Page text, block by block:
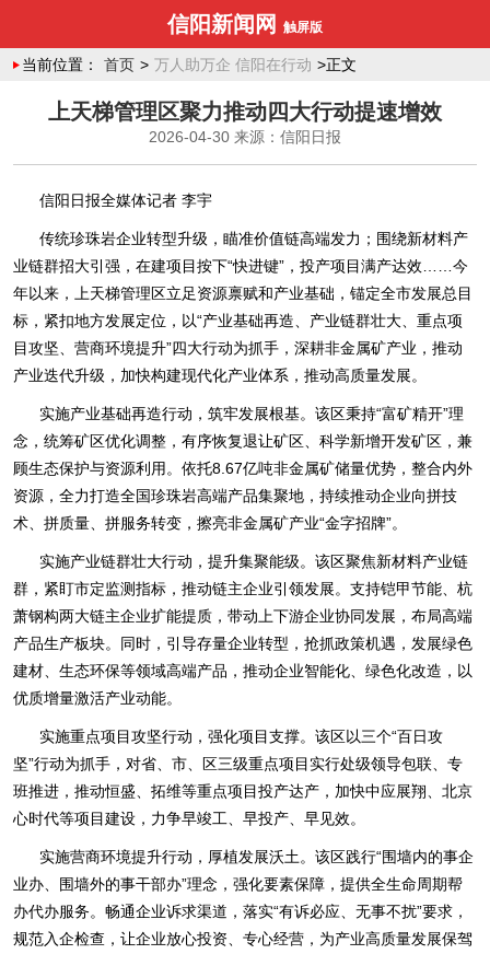
信阳新闻网 触屏版
当前位置： 首页 > 万人助万企 信阳在行动 >正文
上天梯管理区聚力推动四大行动提速增效
2026-04-30 来源：信阳日报
信阳日报全媒体记者 李宇
传统珍珠岩企业转型升级，瞄准价值链高端发力；围绕新材料产
业链群招大引强，在建项目按下“快进键”，投产项目满产达效……今
年以来，上天梯管理区立足资源禀赋和产业基础，锚定全市发展总目
标，紧扣地方发展定位，以“产业基础再造、产业链群壮大、重点项
目攻坚、营商环境提升”四大行动为抓手，深耕非金属矿产业，推动
产业迭代升级，加快构建现代化产业体系，推动高质量发展。
实施产业基础再造行动，筑牢发展根基。该区秉持“富矿精开”理
念，统筹矿区优化调整，有序恢复退让矿区、科学新增开发矿区，兼
顾生态保护与资源利用。依托8.67亿吨非金属矿储量优势，整合内外
资源，全力打造全国珍珠岩高端产品集聚地，持续推动企业向拼技
术、拼质量、拼服务转变，擦亮非金属矿产业“金字招牌”。
实施产业链群壮大行动，提升集聚能级。该区聚焦新材料产业链
群，紧盯市定监测指标，推动链主企业引领发展。支持铠甲节能、杭
萧钢构两大链主企业扩能提质，带动上下游企业协同发展，布局高端
产品生产板块。同时，引导存量企业转型，抢抓政策机遇，发展绿色
建材、生态环保等领域高端产品，推动企业智能化、绿色化改造，以
优质增量激活产业动能。
实施重点项目攻坚行动，强化项目支撑。该区以三个“百日攻
坚”行动为抓手，对省、市、区三级重点项目实行处级领导包联、专
班推进，推动恒盛、拓维等重点项目投产达产，加快中应展翔、北京
心时代等项目建设，力争早竣工、早投产、早见效。
实施营商环境提升行动，厚植发展沃土。该区践行“围墙内的事企
业办、围墙外的事干部办”理念，强化要素保障，提供全生命周期帮
办代办服务。畅通企业诉求渠道，落实“有诉必应、无事不扰”要求，
规范入企检查，让企业放心投资、专心经营，为产业高质量发展保驾